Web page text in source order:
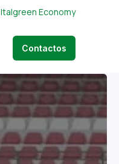
Italgreen Economy
Contactos